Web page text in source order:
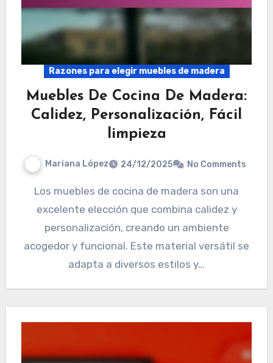
Razones para elegir muebles de madera
Muebles De Cocina De Madera:
Calidez, Personalización, Fácil
limpieza
Mariana López 24/12/2025 No Comments
Los muebles de cocina de madera son una
excelente elección que combina calidez y
personalización, creando un ambiente
acogedor y funcional. Este material versátil se
adapta a diversos estilos y…